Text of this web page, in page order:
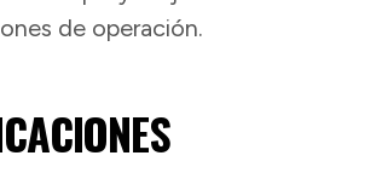
de operación.